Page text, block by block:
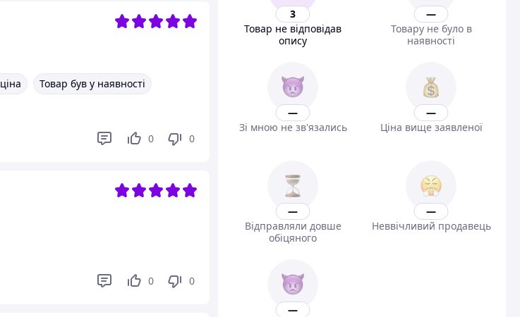
Товар був у наявності
0 0
0 0
3
Товар не відповідав
опису
—
Товару не було в
наявності
—
Зі мною не зв'язались
—
Ціна вище заявленої
—
Відправляли довше
обіцяного
—
Неввічливий продавець
—